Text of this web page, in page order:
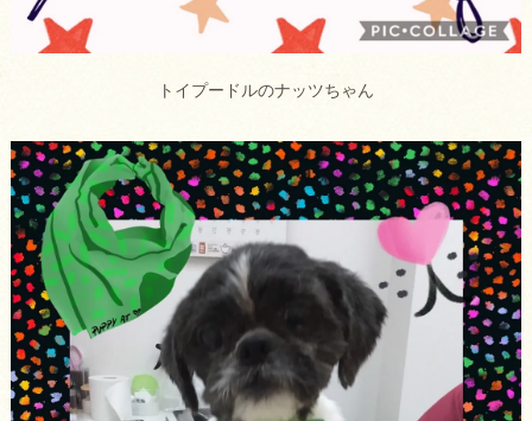
トイプードルのナッツちゃん